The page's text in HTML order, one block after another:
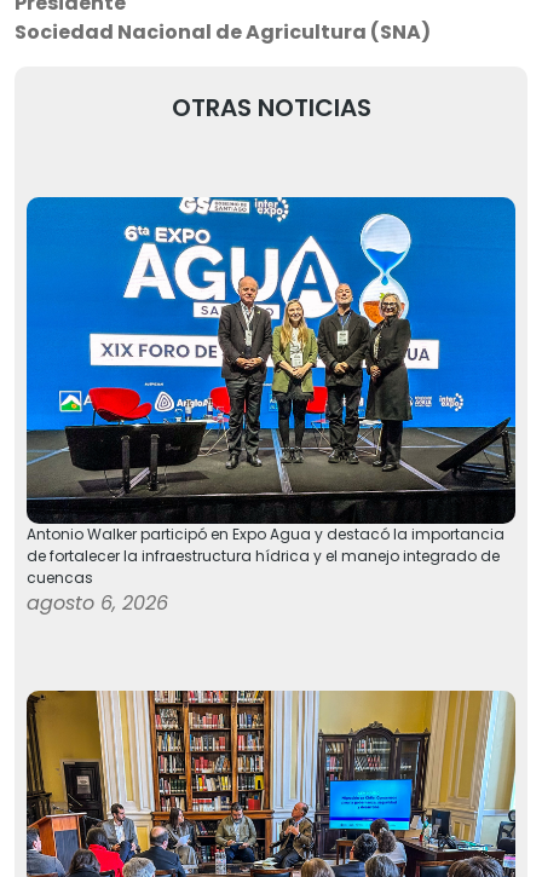
Sociedad Nacional de Agricultura (SNA)
OTRAS NOTICIAS
Antonio Walker participó en Expo Agua y destacó la importancia
de fortalecer la infraestructura hídrica y el manejo integrado de
cuencas
agosto 6, 2026